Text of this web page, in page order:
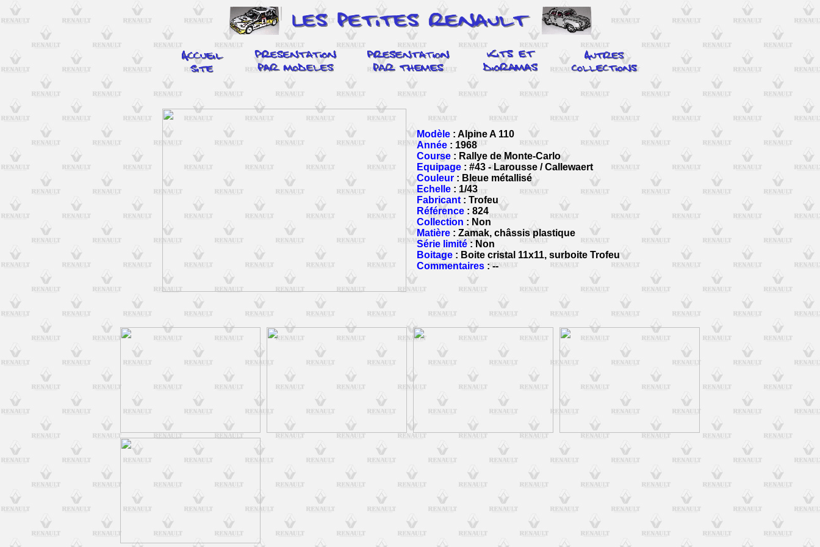
Modèle : Alpine A 110
Année : 1968
Course : Rallye de Monte-Carlo
Equipage : #43 - Larousse / Callewaert
Couleur : Bleue métallisé
Echelle : 1/43
Fabricant : Trofeu
Référence : 824
Collection : Non
Matière : Zamak, châssis plastique
Série limité: Non
Boitage : Boite cristal 11x11, surboite Trofeu
Commentaires : --